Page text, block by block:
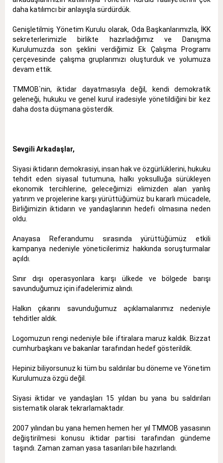
daha katılımcı bir anlayışla sürdürdük.
Genişletilmiş Yönetim Kurulu olarak, Oda Başkanlarımızla, İKK
sekreterlerimizle birlikte hazırladığımız ve Danışma
Kurulumuzda son şeklini verdiğimiz Ek Çalışma Programı
çerçevesinde çalışma gruplarımızı oluşturduk ve yolumuza
devam ettik.
TMMOB`nin, iktidar dayatmasıyla değil, kendi demokratik
geleneği, hukuku ve genel kurul iradesiyle yönetildiğini bir kez
daha dosta düşmana gösterdik.
Sevgili Arkadaşlar,
Siyasi iktidarın demokrasiyi, insan hak ve özgürlüklerini, hukuku
tehdit eden siyasal tutumuna, halkı yoksulluğa sürükleyen
ekonomik tercihlerine, geleceğimizi elimizden alan yanlış
yatırım ve projelerine karşı yürüttüğümüz bu kararlı mücadele,
Birliğimizin iktidarın ve yandaşlarının hedefi olmasına neden
oldu.
Anayasa Referandumu sırasında yürüttüğümüz etkili
kampanya nedeniyle yöneticilerimiz hakkında soruşturmalar
açıldı.
Sınır dışı operasyonlara karşı ülkede ve bölgede barışı
savunduğumuz için ifadelerimiz alındı.
Halkın çıkarını savunduğumuz açıklamalarımız nedeniyle
tehditler aldık.
Logomuzun rengi nedeniyle bile iftiralara maruz kaldık. Bizzat
cumhurbaşkanı ve bakanlar tarafından hedef gösterildik.
Hepiniz biliyorsunuz ki tüm bu saldırılar bu döneme ve Yönetim
Kurulumuza özgü değil.
Siyasi iktidar ve yandaşları 15 yıldan bu yana bu saldırıları
sistematik olarak tekrarlamaktadır.
2007 yılından bu yana hemen hemen her yıl TMMOB yasasının
değiştirilmesi konusu iktidar partisi tarafından gündeme
taşındı. Zaman zaman yasa tasarıları bile hazırlandı.